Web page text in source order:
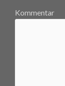
Kommentar